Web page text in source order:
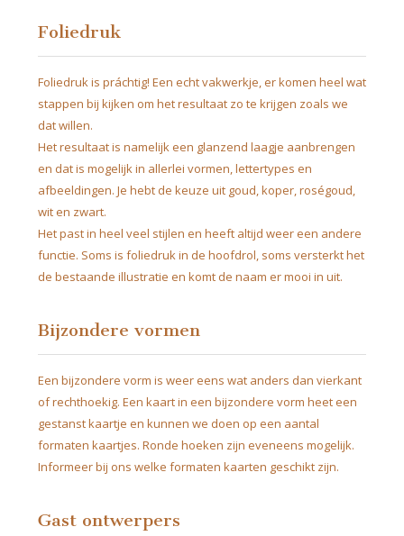
Foliedruk
Foliedruk is práchtig! Een echt vakwerkje, er komen heel wat
stappen bij kijken om het resultaat zo te krijgen zoals we
dat willen.
Het resultaat is namelijk een glanzend laagje aanbrengen
en dat is mogelijk in allerlei vormen, lettertypes en
afbeeldingen. Je hebt de keuze uit goud, koper, roségoud,
wit en zwart.
Het past in heel veel stijlen en heeft altijd weer een andere
functie. Soms is foliedruk in de hoofdrol, soms versterkt het
de bestaande illustratie en komt de naam er mooi in uit.
Bijzondere vormen
Een bijzondere vorm is weer eens wat anders dan vierkant
of rechthoekig. Een kaart in een bijzondere vorm heet een
gestanst kaartje en kunnen we doen op een aantal
formaten kaartjes. Ronde hoeken zijn eveneens mogelijk.
Informeer bij ons welke formaten kaarten geschikt zijn.
Gast ontwerpers